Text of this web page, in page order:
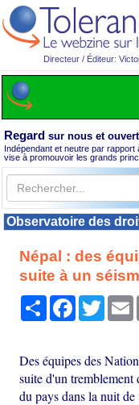
Directeur / Éditeur:
Regard sur nous et
Indépendant et neutre par rapport
vise à promouvoir les grands
Observatoire des
Népal : des
suite à un
PartagerFacebook
Twitter
Des équipes des
suite d'un tremblement
du pays dans la nuit de